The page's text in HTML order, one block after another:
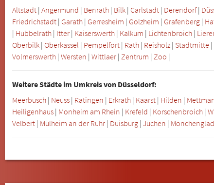
Altstadt |Angermund | Benrath | Bilk | Carlstadt | Derendorf|
Friedrichstadt | Garath | Gerresheim | Golzheim | Grafenberg |
| Hubbelrath | Itter | Kaiserswerth | Kalkum | Lichtenbroich |
Oberbilk | Oberkassel | Pempelfort | Rath | Reisholz | Stadtmitte |
Volmerswerth |Wersten |Wittlaer |Zentrum |Zoo |
Weitere Städte im Umkreis von Düsseldorf:
Meerbusch | Neuss | Ratingen | Erkrath | Kaarst | Hilden |
Heiligenhaus | Monheim am Rhein | Krefeld | Korschenbroich |
Velbert | Mülheim an der Ruhr | Duisburg |Jüchen |